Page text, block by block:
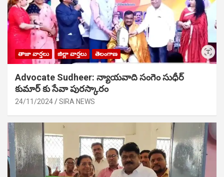
తాజా వార్తలు జిల్లా వార్తలు తెలంగాణ
Advocate Sudheer: న్యాయవాది సంగెం సుధీర్
కుమార్ కు సేవా పురస్కారం
24/11/2024 SIRA NEWS